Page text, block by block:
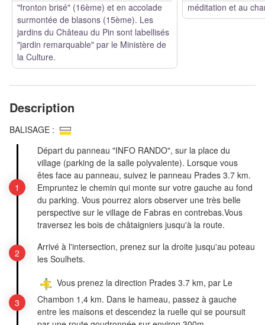
"fronton brisé" (16ème) et en accolade
surmontée de blasons (15ème). Les
jardins du Château du Pin sont labellisés
"jardin remarquable" par le Ministère de
la Culture.
méditation et au
Description
BALISAGE :
Départ du panneau "INFO RANDO", sur la place du
village (parking de la salle polyvalente). Lorsque vous
êtes face au panneau, suivez le panneau Prades 3.7 km.
Empruntez le chemin qui monte sur votre gauche au fond
du parking. Vous pourrez alors observer une très belle
perspective sur le village de Fabras en contrebas.Vous
traversez les bois de châtaigniers jusqu'à la route.
Arrivé à l'intersection, prenez sur la droite jusqu'au poteau
les Soulhets.
Vous prenez la direction Prades 3.7 km, par Le
Chambon 1,4 km. Dans le hameau, passez à gauche
entre les maisons et descendez la ruelle qui se poursuit